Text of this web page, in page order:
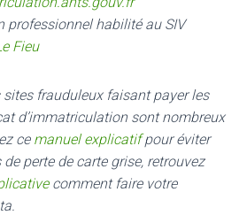
professionnel habilité au SIV
Fieu
sites frauduleux faisant payer les
d’immatriculation sont nombreux
ce manuel explicatifpour éviter
de perte de carte grise, retrouvez
comment faire votre